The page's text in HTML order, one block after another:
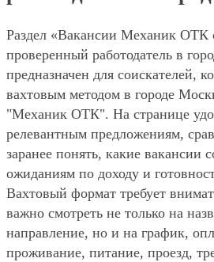
Раздел «Вакансии Механик ОТК
проверенный работодатель в
предназначен для соискателей,
вахтовым методом в городе
"Механик ОТК". На странице
релевантным предложениям,
заранее понять, какие вакансии
ожиданиям по доходу и
Вахтовый формат требует
важно смотреть не только на
направление, но и на график,
проживание, питание, проезд,